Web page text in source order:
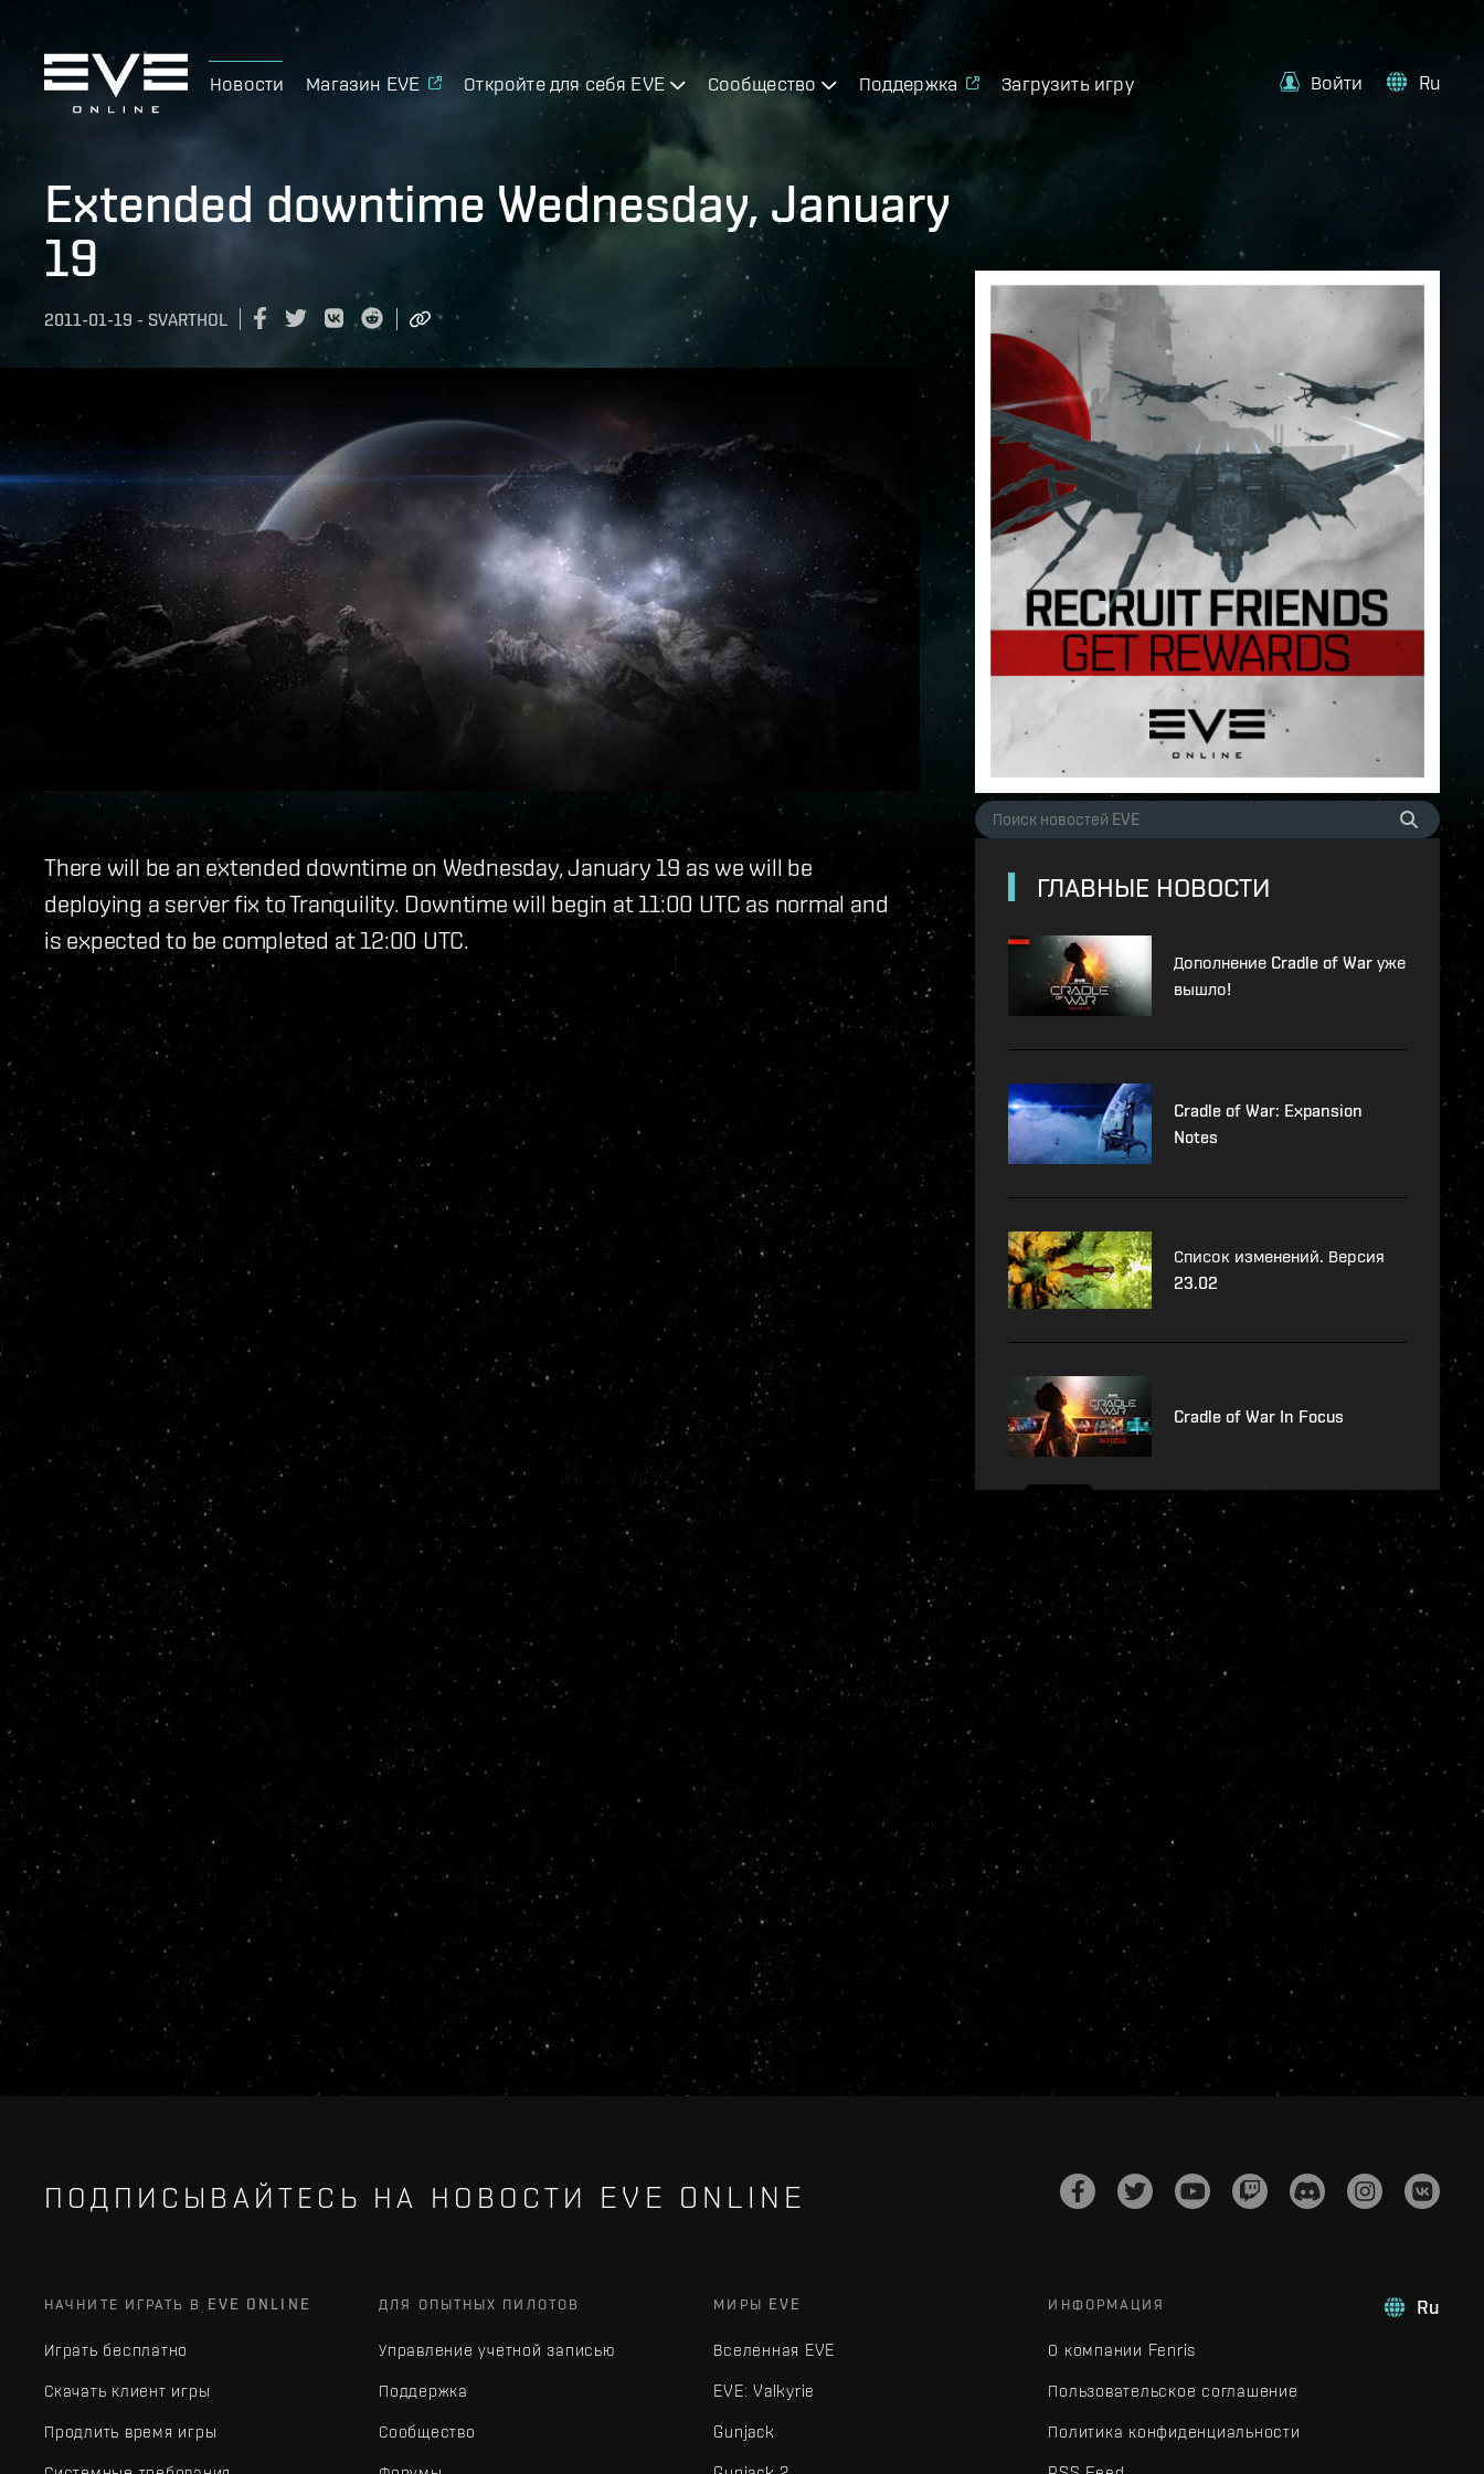
Новости Магазин EVE Откройте для себя EVE Сообщество Поддержка Загрузить игру Войти Ru
Extended downtime Wednesday, January
19
2011-01-19 - SVARTHOL
There will be an extended downtime on Wednesday, January 19 as we will be
deploying a server fix to Tranquility. Downtime will begin at 11:00 UTC as normal and
is expected to be completed at 12:00 UTC.
ГЛАВНЫЕ НОВОСТИ
Дополнение Cradle of War уже
вышло!
Cradle of War: Expansion
Notes
Список изменений. Версия
23.02
Cradle of War In Focus
ПОДПИСЫВАЙТЕСЬ НА НОВОСТИ EVE ONLINE
Ru
НАЧНИТЕ ИГРАТЬ В EVE ONLINE
Играть бесплатно
Скачать клиент игры
Продлить время игры
ДЛЯ ОПЫТНЫХ ПИЛОТОВ
Управление учетной записью
Поддержка
Сообщество
МИРЫ EVE
Вселенная EVE
EVE: Valkyrie
Gunjack
ИНФОРМАЦИЯ
О компании Fenris
Пользовательское соглашение
Политика конфиденциальности